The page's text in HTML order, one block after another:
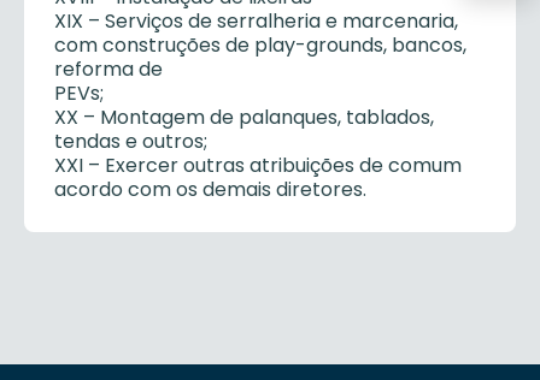
XIX – Serviços de serralheria e marcenaria,
com construções de play-grounds, bancos,
reforma de
PEVs;
XX – Montagem de palanques, tablados,
tendas e outros;
XXI – Exercer outras atribuições de comum
acordo com os demais diretores.